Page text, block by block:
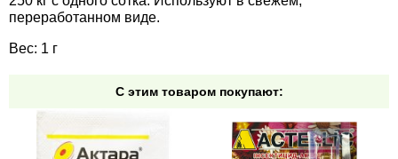
переработанном виде.
Вес: 1 г
С этим товаром покупают: